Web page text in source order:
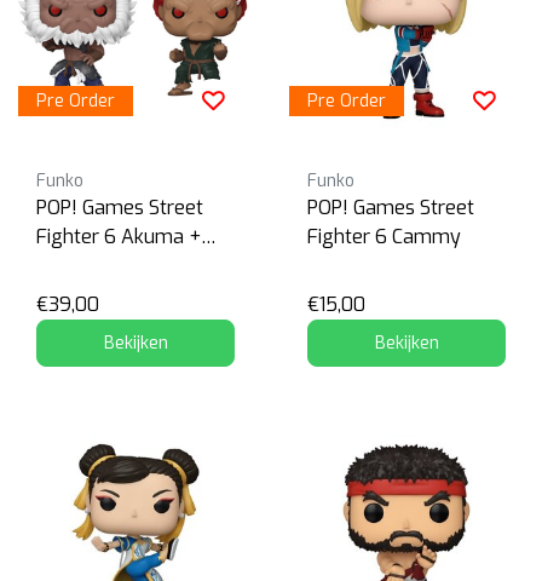
Pre Order
Funko
POP! Games Street
Fighter 6 Akuma +
€39,00
Bekijken
Pre Order
Funko
POP! Games Street
Fighter 6 Cammy
€15,00
Bekijken